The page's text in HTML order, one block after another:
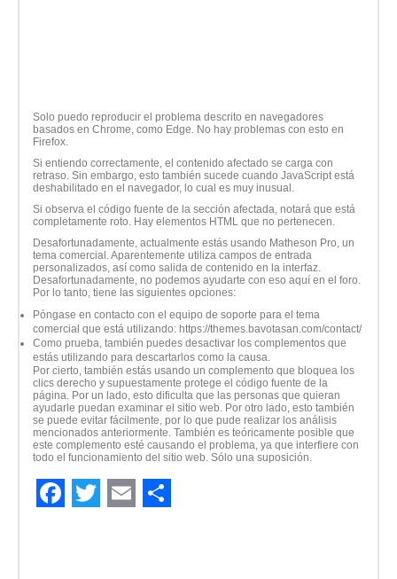
Solo puedo reproducir el problema descrito en navegadores
basados ​​en Chrome, como Edge. No hay problemas con esto en
Firefox.
Si entiendo correctamente, el contenido afectado se carga con
retraso. Sin embargo, esto también sucede cuando JavaScript está
deshabilitado en el navegador, lo cual es muy inusual.
Si observa el código fuente de la sección afectada, notará que está
completamente roto. Hay elementos HTML que no pertenecen.
Desafortunadamente, actualmente estás usando Matheson Pro, un
tema comercial. Aparentemente utiliza campos de entrada
personalizados, así como salida de contenido en la interfaz.
Desafortunadamente, no podemos ayudarte con eso aquí en el foro.
Por lo tanto, tiene las siguientes opciones:
Póngase en contacto con el equipo de soporte para el tema
comercial que está utilizando: https://themes.bavotasan.com/contact/
Como prueba, también puedes desactivar los complementos que
estás utilizando para descartarlos como la causa.
Por cierto, también estás usando un complemento que bloquea los
clics derecho y supuestamente protege el código fuente de la
página. Por un lado, esto dificulta que las personas que quieran
ayudarle puedan examinar el sitio web. Por otro lado, esto también
se puede evitar fácilmente, por lo que pude realizar los análisis
mencionados anteriormente. También es teóricamente posible que
este complemento esté causando el problema, ya que interfiere con
todo el funcionamiento del sitio web. Sólo una suposición.